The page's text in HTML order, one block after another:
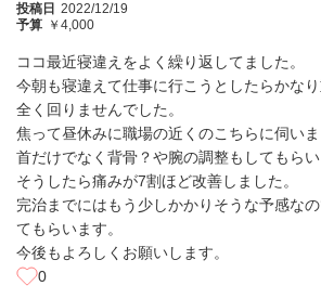
投稿日 2022/12/19
予算 ￥4,000
ココ最近寝違えをよく繰り返してました。
今朝も寝違えて仕事に行こうとしたらかな
全く回りませんでした。
焦って昼休みに職場の近くのこちらに伺いま
首だけでなく背骨？や腕の調整もしてもらい
そうしたら痛みが7割ほど改善しました。
完治までにはもう少しかかりそうな予感な
てもらいます。
今後もよろしくお願いします。
0